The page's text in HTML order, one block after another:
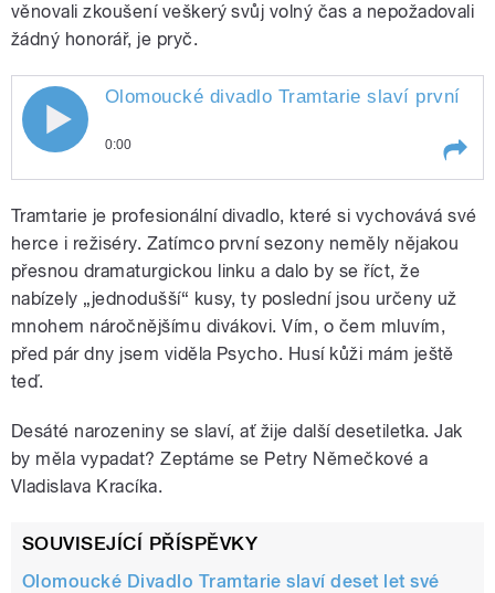
věnovali zkoušení veškerý svůj volný čas a nepožadovali
žádný honorář, je pryč.
Olomoucké divadlo Tramtarie slaví
první kulatiny. Co se za deset let
povedlo a jaké jsou plány do
budoucna? Ptáme se ředitelky Petry
Němečkové a režiséra Vladislava
Kracíka.
Olomoucké divadlo Tramtarie slaví první
0:00
první kulatiny. Co se za deset let
povedlo a jaké jsou plány do
budoucna? Ptáme se ředitelky
Petry Němečkové a režiséra
Vladislava
Tramtarie je profesionální divadlo, které si vychovává své
herce i režiséry. Zatímco první sezony neměly nějakou
přesnou dramaturgickou linku a dalo by se říct, že
nabízely „jednodušší“ kusy, ty poslední jsou určeny už
mnohem náročnějšímu divákovi. Vím, o čem mluvím,
před pár dny jsem viděla Psycho. Husí kůži mám ještě
teď.
Desáté narozeniny se slaví, ať žije další desetiletka. Jak
by měla vypadat? Zeptáme se Petry Němečkové a
Vladislava Kracíka.
SOUVISEJÍCÍ PŘÍSPĚVKY
Olomoucké Divadlo Tramtarie slaví deset let své